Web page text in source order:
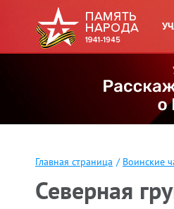
Главная страница / Воинские
Северная